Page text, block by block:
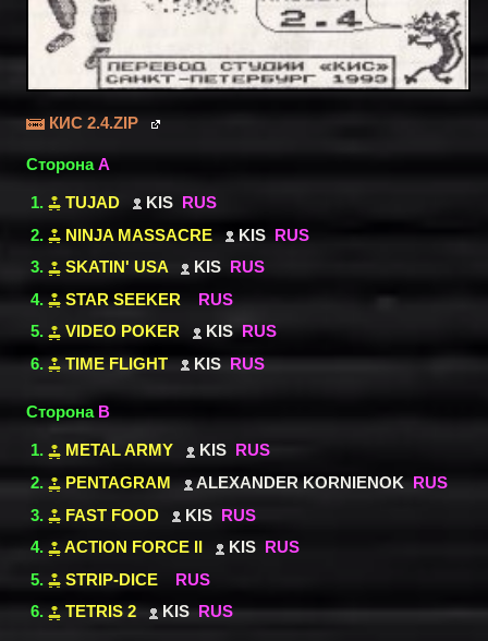
КИС 2.4.ZIP
СторонаA
TUJAD KIS RUS
NINJA MASSACRE
KIS RUS
SKATIN' USA
KIS RUS
STAR SEEKER
RUS
VIDEO POKER
KIS RUS
TIME FLIGHT
KIS RUS
Сторона B
METAL ARMY KIS
RUS
PENTAGRAM
ALEXANDER KORNIENOK RUS
FAST FOOD
KIS RUS
ACTION FORCE II
KIS RUS
STRIP-DICE
RUS
TETRIS 2
KIS RUS